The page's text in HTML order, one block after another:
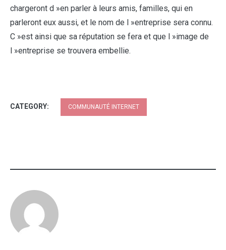
chargeront d »en parler à leurs amis, familles, qui en
parleront eux aussi, et le nom de l »entreprise sera connu.
C »est ainsi que sa réputation se fera et que l »image de
l »entreprise se trouvera embellie.
CATEGORY: COMMUNAUTÉ INTERNET